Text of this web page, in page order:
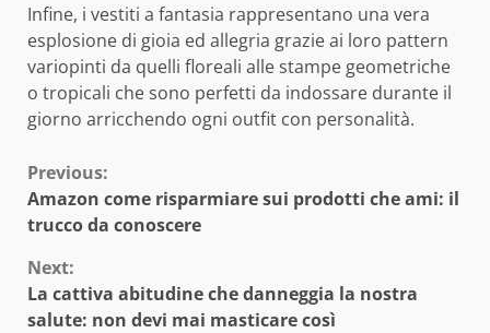
Infine, i vestiti a fantasia rappresentano una vera
esplosione di gioia ed allegria grazie ai loro pattern
variopinti da quelli floreali alle stampe geometriche
o tropicali che sono perfetti da indossare durante il
giorno arricchendo ogni outfit con personalità.
Continue
Reading
Previous:
Amazon come risparmiare sui prodotti che ami: il
trucco da conoscere
Next:
La cattiva abitudine che danneggia la nostra
salute: non devi mai masticare così